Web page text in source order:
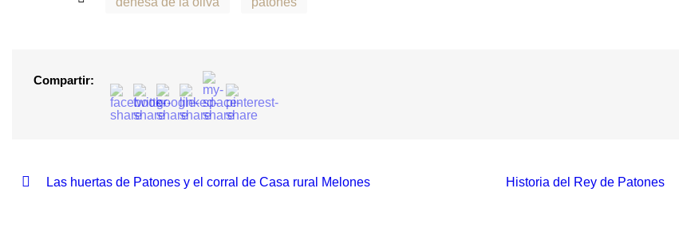
Compartir:
Las huertas de Patones y el corral de Casa rural Melones Historia del Rey de Patones